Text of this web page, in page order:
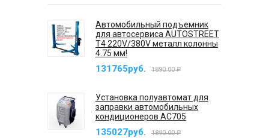
Автомобильный подъемник
для автосервиса AUTOSTREET
T4 220V/380V металл колонны
4.75 мм!
131765руб. 1890.00 ₽
Установка полуавтомат для
заправки автомобильных
кондиционеров AC705
135027руб. 1890.00 ₽